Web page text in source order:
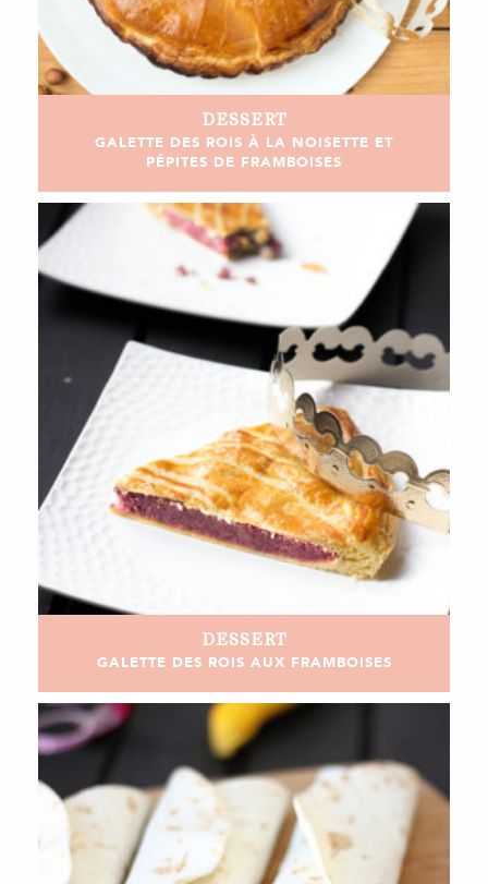
DESSERT
GALETTE DES ROIS À LA NOISETTE ET
PÉPITES DE FRAMBOISES
DESSERT
GALETTE DES ROIS AUX FRAMBOISES